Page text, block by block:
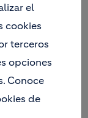
con el
y el
en una
el
cookies
terceros
opciones
Conoce
de